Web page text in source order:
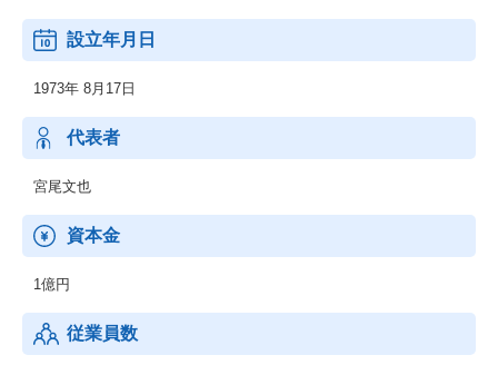
宅地建物取引業者免許
国土交通大臣免許（12）第2846号
設立年月日
1973年 8月17日
代表者
宮尾文也
資本金
1億円
従業員数